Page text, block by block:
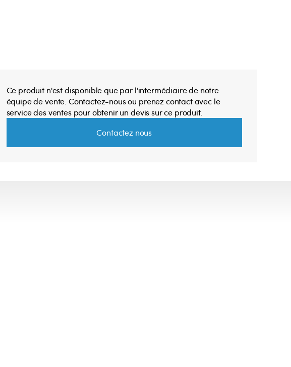
Ce produit n'est disponible que par l'intermédiaire de notre
équipe de vente. Contactez-nous ou prenez contact avec le
service des ventes pour obtenir un devis sur ce produit.
Contactez nous